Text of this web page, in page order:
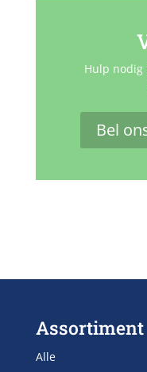
Hulp
Bel
Assortiment
Alle